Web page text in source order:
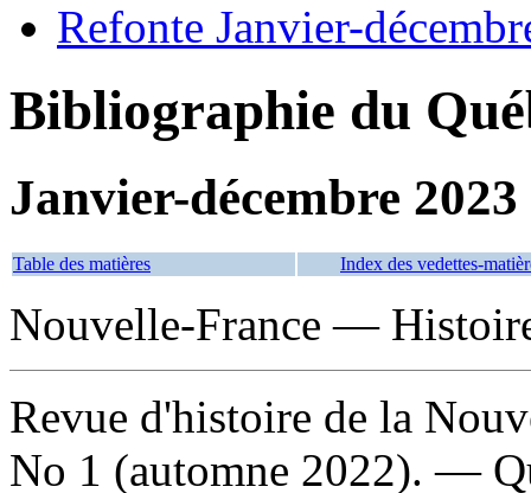
Refonte Janvier-
Bibliographie du
Janvier-décembre 2023
Table des matières Index des vedettes-
Nouvelle-France —
Revue d'histoire de la
No 1 (automne 2022). —